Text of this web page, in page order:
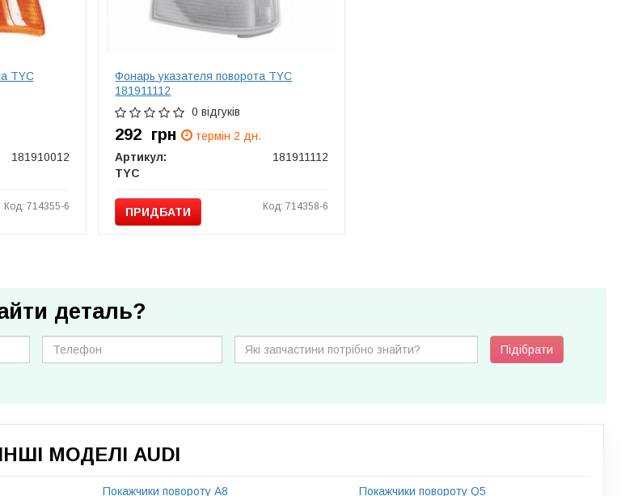
TYC
181910012
Код: 714355-6
Фонарь указателя поворота TYC
181911112
0 відгуків
292 грн
термін 2 дн.
Артикул:
181911112
TYC
ПРИДБАТИ Код: 714358-6
деталь?
Підібрати
МОДЕЛІ AUDI
Покажчики повороту A8 Покажчики повороту Q5